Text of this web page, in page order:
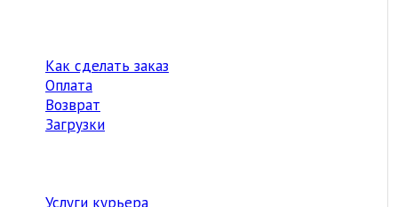
Как сделать заказ
Оплата
Возврат
Загрузки
Услуги курьера